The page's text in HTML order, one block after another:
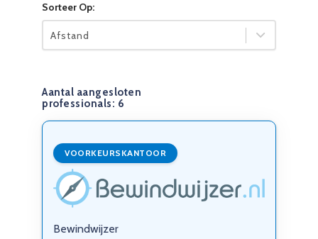
Sorteer Op:
Afstand
Aantal aangesloten
professionals: 6
VOORKEURSKANTOOR
Bewindwijzer